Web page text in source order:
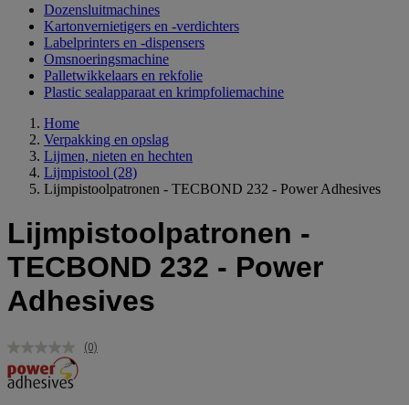
Dozensluitmachines
Kartonvernietigers en -verdichters
Labelprinters en -dispensers
Omsnoeringsmachine
Palletwikkelaars en rekfolie
Plastic sealapparaat en krimpfoliemachine
Home
Verpakking en opslag
Lijmen, nieten en hechten
Lijmpistool (28)
Lijmpistoolpatronen - TECBOND 232 - Power Adhesives
Lijmpistoolpatronen -
TECBOND 232 - Power
Adhesives
Geen
(0)